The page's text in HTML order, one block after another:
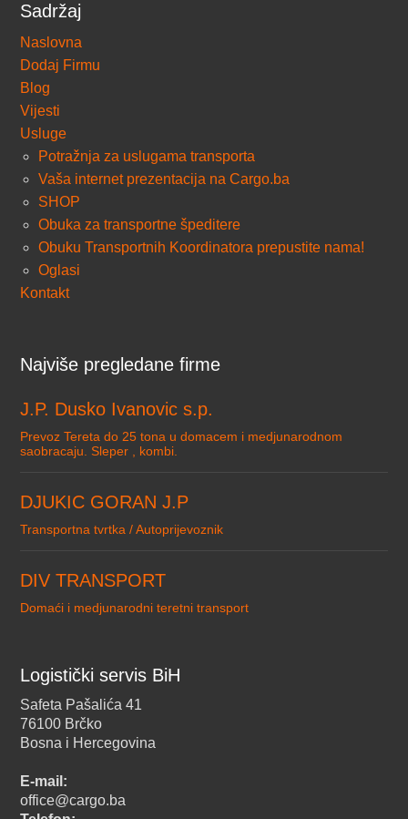
Sadržaj
Naslovna
Dodaj Firmu
Blog
Vijesti
Usluge
Potražnja za uslugama transporta
Vaša internet prezentacija na Cargo.ba
SHOP
Obuka za transportne špeditere
Obuku Transportnih Koordinatora prepustite nama!
Oglasi
Kontakt
Najviše pregledane firme
J.P. Dusko Ivanovic s.p.
Prevoz Tereta do 25 tona u domacem i medjunarodnom
saobracaju. Sleper , kombi.
DJUKIC GORAN J.P
Transportna tvrtka / Autoprijevoznik
DIV TRANSPORT
Domaći i medjunarodni teretni transport
Logistički servis BiH
Safeta Pašalića 41
76100 Brčko
Bosna i Hercegovina
E-mail:
office@cargo.ba